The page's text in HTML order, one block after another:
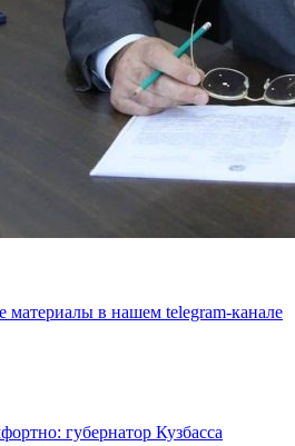
материалы в нашем telegram-канале